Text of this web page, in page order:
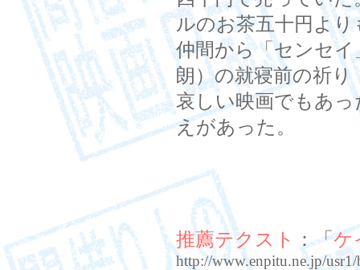
ルのお茶五十円よ
仲間から「センセ
朗）の就寝前の祈り
哀しい映画でもあ
えがあった。
推薦テクスト ：「ケ
http://www.enpitu.ne.jp/